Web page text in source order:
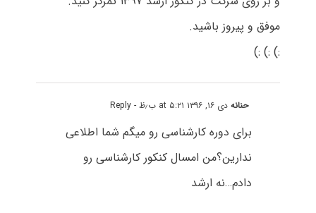
موفق و پیروز باشید.
:) :) :)
حنانهدی ۱۶, ۱۳۹۶ at ۵:۲۱ ب٫ظ - Reply
برای دوره کارشناسی رو میگم شما اطلاعی
ندارین؟من امسال کنکور کارشناسی رو
دادم…نه ارشد